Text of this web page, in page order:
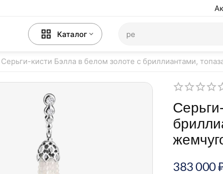
Каталог
Серьги-кисти Бэлла в белом золоте с бриллиантами,
383 000